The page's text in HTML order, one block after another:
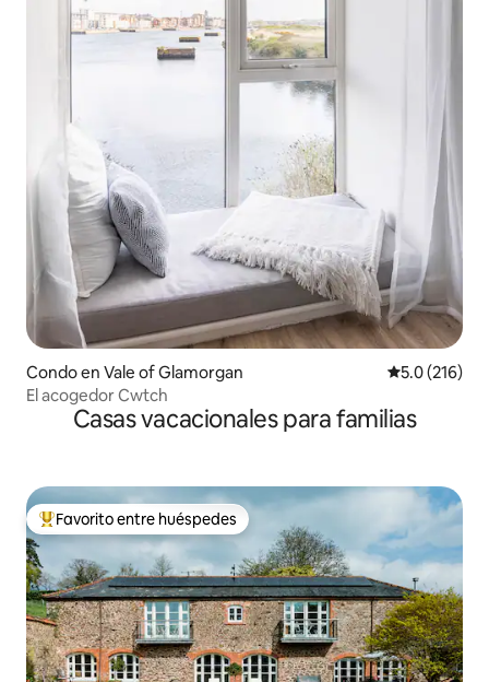
Condo en Vale of Glamorgan Calificación
5.0 (216)
El acogedor Cwtch
Casas vacacionales para familias
Favorito entre huéspedes preferido
Favorito entre huéspedes